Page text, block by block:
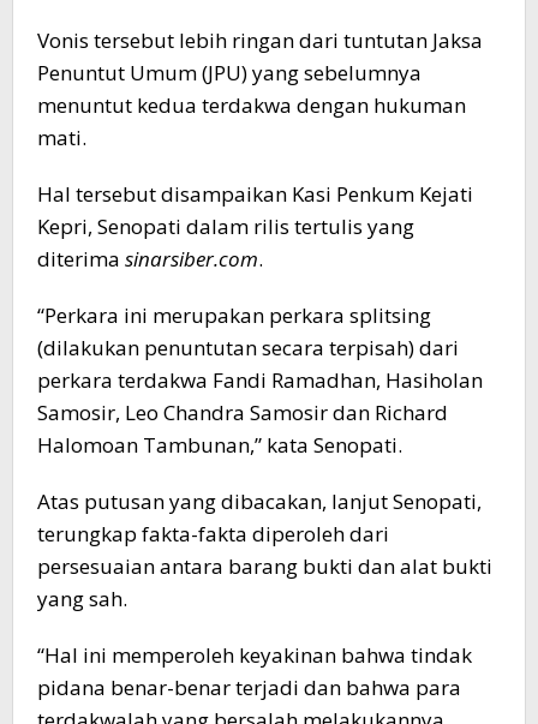
Vonis tersebut lebih ringan dari tuntutan Jaksa
Penuntut Umum (JPU) yang sebelumnya
menuntut kedua terdakwa dengan hukuman
mati.
Hal tersebut disampaikan Kasi Penkum Kejati
Kepri, Senopati dalam rilis tertulis yang
diterima sinarsiber.com.
“Perkara ini merupakan perkara splitsing
(dilakukan penuntutan secara terpisah) dari
perkara terdakwa Fandi Ramadhan, Hasiholan
Samosir, Leo Chandra Samosir dan Richard
Halomoan Tambunan,” kata Senopati.
Atas putusan yang dibacakan, lanjut Senopati,
terungkap fakta-fakta diperoleh dari
persesuaian antara barang bukti dan alat bukti
yang sah.
“Hal ini memperoleh keyakinan bahwa tindak
pidana benar-benar terjadi dan bahwa para